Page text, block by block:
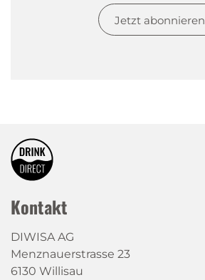
Jetzt abonnieren
Kontakt
DIWISA AG
Menznauerstrasse 23
6130 Willisau